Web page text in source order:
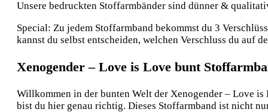
Unsere bedruckten Stoffarmbänder sind dünner &
Special: Zu jedem Stoffarmband bekommst du 3
kannst du selbst entscheiden, welchen Verschluss du auf
Xenogender – Love is Love bunt
Willkommen in der bunten Welt der Xenogender – Love
bist du hier genau richtig. Dieses Stoffarmband ist nicht